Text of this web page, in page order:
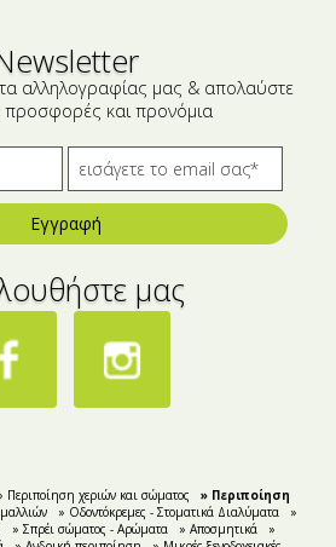
αλληλογραφίας μας & απολαύστε
προσφορές και προνόμια
Εγγραφή
μας
Περιποίηση χεριών και σώματος
» Περιποίηση
» Οδοντόκρεμες - Στοματικά Διαλύματα
»
» Σπρέι σώματος - Αρώματα » Αποσμητικά
»